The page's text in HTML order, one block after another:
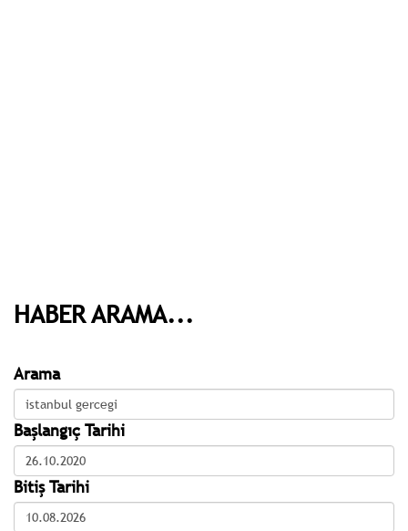
HABER ARAMA...
Arama
Başlangıç Tarihi
Bitiş Tarihi